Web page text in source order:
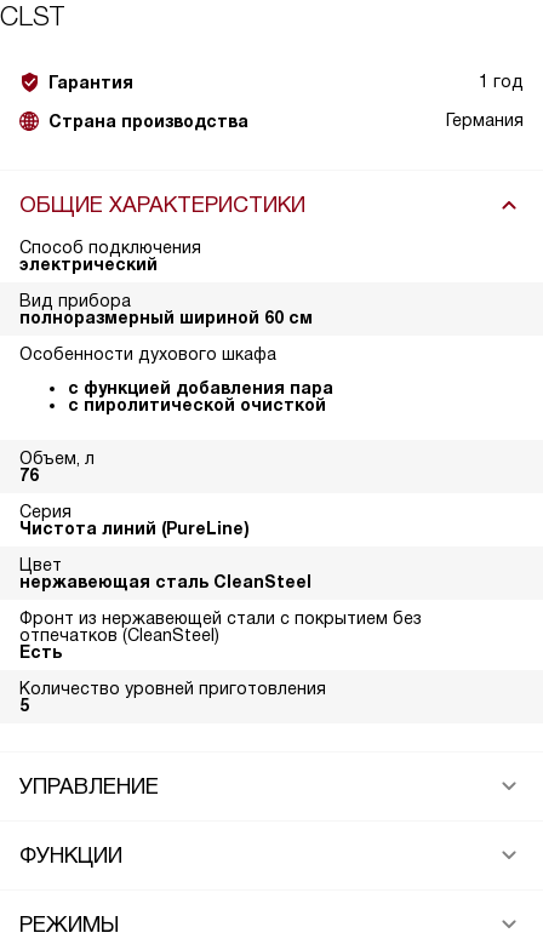
CLST
Гарантия 1 год
Страна производства Германия
ОБЩИЕ ХАРАКТЕРИСТИКИ
Способ подключения
электрический
Вид прибора
полноразмерный шириной 60 см
Особенности духового шкафа
с функцией добавления пара
с пиролитической очисткой
Объем, л
76
Серия
Чистота линий (PureLine)
Цвет
нержавеющая сталь CleanSteel
Фронт из нержавеющей стали с покрытием без
отпечатков (CleanSteel)
Есть
Количество уровней приготовления
5
УПРАВЛЕНИЕ
ФУНКЦИИ
РЕЖИМЫ